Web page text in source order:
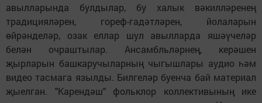
авылларында булдылар, бу халык вәкилләренең
традицияләрен, гореф-гадәтләрен, йолаларын
өйрәнделәр, озак еллар шул авылларда яшәүчеләр
белән очраштылар. Ансамбльләрнең, керәшен
җырларын башкаручыларның чыгышлары аудио һәм
видео тасмага язылды. Билгеләр буенча бай материал
җыелган. "Карендәш" фольклор коллективының ике